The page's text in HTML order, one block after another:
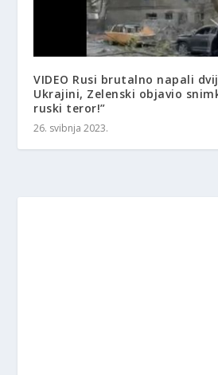
VIDEO Rusi brutalno napali
Ukrajini, Zelenski objavio
ruski teror!”
26. svibnja 2023.